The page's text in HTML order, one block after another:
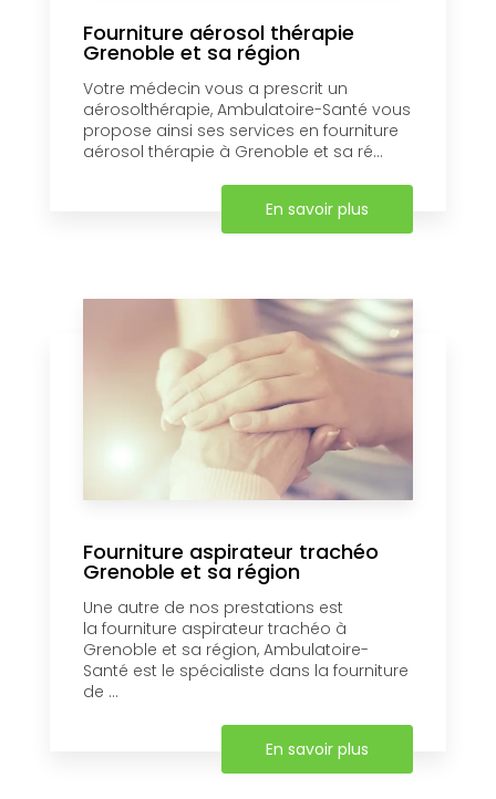
Fourniture aérosol thérapie
Grenoble et sa région
Votre médecin vous a prescrit un
aérosolthérapie, Ambulatoire-Santé vous
propose ainsi ses services en fourniture
aérosol thérapie à Grenoble et sa ré...
En savoir plus
Fourniture aspirateur trachéo
Grenoble et sa région
Une autre de nos prestations est
la fourniture aspirateur trachéo à
Grenoble et sa région, Ambulatoire-
Santé est le spécialiste dans la fourniture
de ...
En savoir plus